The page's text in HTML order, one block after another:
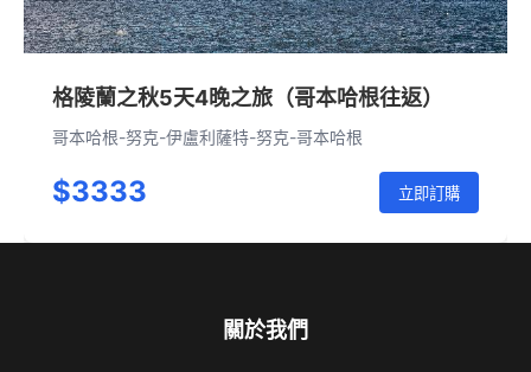
格陵蘭之秋5天4晚之旅（哥本哈根往返）
哥本哈根-努克-伊盧利薩特-努克-哥本哈根
$3333 立即訂購
關於我們